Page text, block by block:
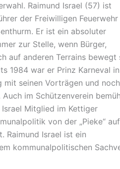
Raimund Israel (57) ist
der Freiwilligen
Er ist ein absoluter
zur Stelle, wenn Bürger,
auf anderen Terrains bewegt
1984 war er Prinz Karneval
seinen Vorträgen und
im Schützenverein
Israel Mitglied im Kettiger
von der „Pieke“
Raimund Israel ist ein
kommunalpolitischen